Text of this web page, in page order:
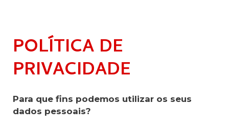
POLÍTICA DE
PRIVACIDADE
Para que fins podemos utilizar os seus
dados pessoais?